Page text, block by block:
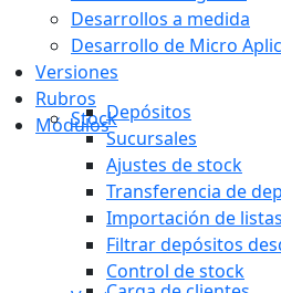
Desarrollos a medida
Desarrollo de Micro
Versiones
Rubros
Módulos
StockDepósitos
Sucursales
Ajustes de stock
Transferencia de
Importación de
Filtrar depósitos
Control de stock